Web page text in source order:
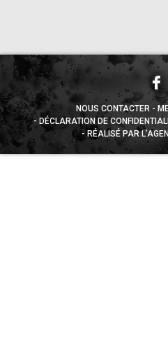
NOUS CONTACTER
DÉCLARATION DE
RÉALISÉ PAR